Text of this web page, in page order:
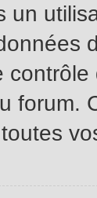
un
contrôle
forum.